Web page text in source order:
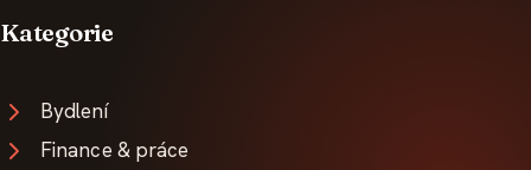
Kategorie
Bydlení
Finance & práce